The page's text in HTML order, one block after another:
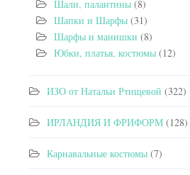
Шали, палантины (8)
Шапки и Шарфы (31)
Шарфы и манишки (8)
Юбки, платья, костюмы (12)
ИЗО от Натальи Ртищевой (322)
ИРЛАНДИЯ И ФРИФОРМ (128)
Карнавальные костюмы (7)